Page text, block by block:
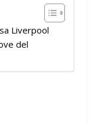
Liverpool
del